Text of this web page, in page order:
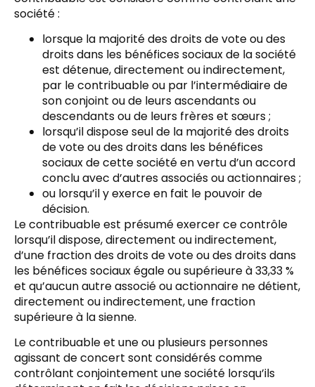
société :
lorsque la majorité des droits de vote ou des
droits dans les bénéfices sociaux de la société
est détenue, directement ou indirectement,
par le contribuable ou par l’intermédiaire de
son conjoint ou de leurs ascendants ou
descendants ou de leurs frères et sœurs ;
lorsqu’il dispose seul de la majorité des droits
de vote ou des droits dans les bénéfices
sociaux de cette société en vertu d’un accord
conclu avec d’autres associés ou actionnaires ;
ou lorsqu’il y exerce en fait le pouvoir de
décision.
Le contribuable est présumé exercer ce contrôle
lorsqu’il dispose, directement ou indirectement,
d’une fraction des droits de vote ou des droits dans
les bénéfices sociaux égale ou supérieure à 33,33 %
et qu’aucun autre associé ou actionnaire ne détient,
directement ou indirectement, une fraction
supérieure à la sienne.
Le contribuable et une ou plusieurs personnes
agissant de concert sont considérés comme
contrôlant conjointement une société lorsqu’ils